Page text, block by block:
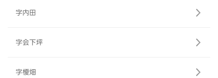
字内田
字会下坪
字榎畑